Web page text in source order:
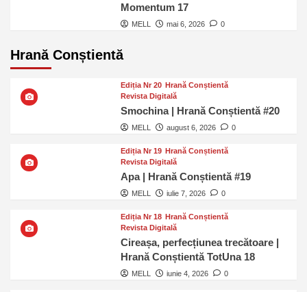
Momentum 17
MELL mai 6, 2026 0
Hrană Conștientă
Ediția Nr 20 Hrană Conștientă
Revista Digitală
Smochina | Hrană Conștientă #20
MELL august 6, 2026 0
Ediția Nr 19 Hrană Conștientă
Revista Digitală
Apa | Hrană Conștientă #19
MELL iulie 7, 2026 0
Ediția Nr 18 Hrană Conștientă
Revista Digitală
Cireașa, perfecțiunea trecătoare |
Hrană Conștientă TotUna 18
MELL iunie 4, 2026 0